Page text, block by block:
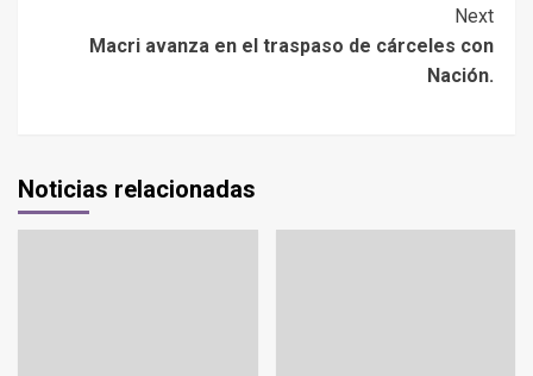
Next
Macri avanza en el traspaso de cárceles con
Nación.
Noticias relacionadas